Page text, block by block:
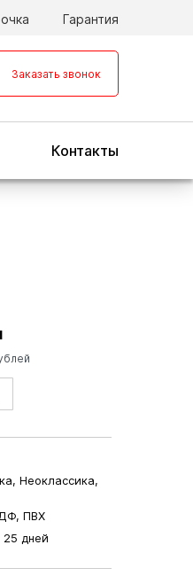
Гарантия
Заказать звонок
Контакты
Неоклассика,
ПВХ
25 дней